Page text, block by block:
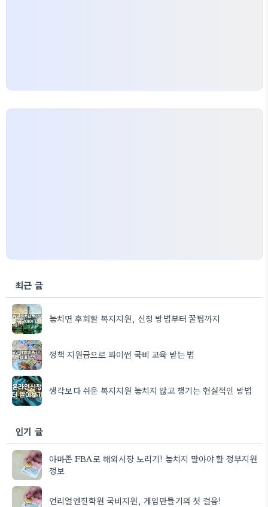
최근 글
놓치면 후회할 복지지원, 신청 방법부터 꿀팁까지
정책 지원금으로 파이썬 국비 교육 받는 법
생각보다 쉬운 복지지원 놓치지 않고 챙기는 현실적인 방법
인기 글
아마존 FBA로 해외시장 노리기! 놓치지 말아야 할 정부지원
정보
언리얼엔진학원 국비지원, 게임만들기의 첫 걸음!